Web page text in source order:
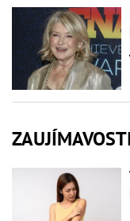
ZAUJÍMAVOSTI